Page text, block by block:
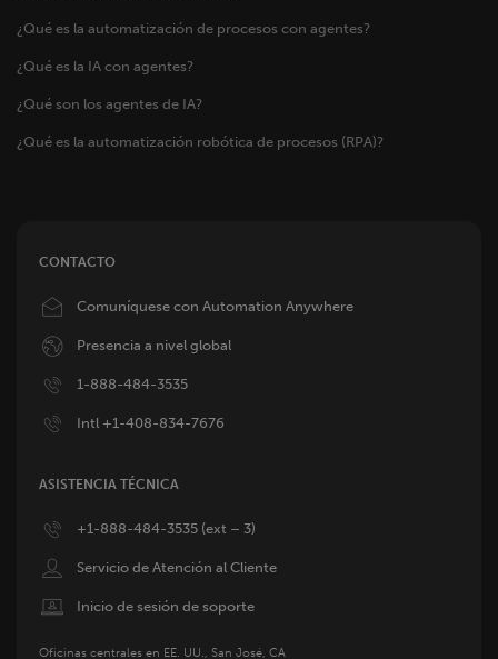
¿Qué es la automatización de procesos con agentes?
¿Qué es la IA con agentes?
¿Qué son los agentes de IA?
¿Qué es la automatización robótica de procesos (RPA)?
CONTACTO
ImageComuníquese con Automation Anywhere
ImagePresencia a nivel global
Image1-888-484-3535
ImageIntl +1-408-834-7676
ASISTENCIA TÉCNICA
Image +1-888-484-3535 (ext – 3)
ImageServicio de Atención al Cliente
ImageInicio de sesión de soporte
Oficinas centrales en EE. UU., San José, CA